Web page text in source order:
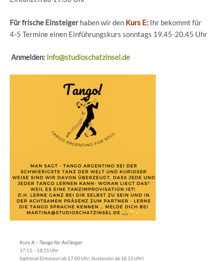
Für frische Einsteigerhaben wir den Kurs E: Ihr bekommt für
4-5 Termine einen Einführungskurs sonntags 19.45-20.45 Uhr
Anmelden: info@studioschatzinsel.de